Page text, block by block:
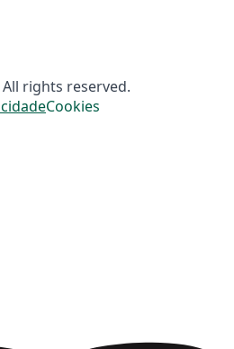
rights reserved.
Cookies